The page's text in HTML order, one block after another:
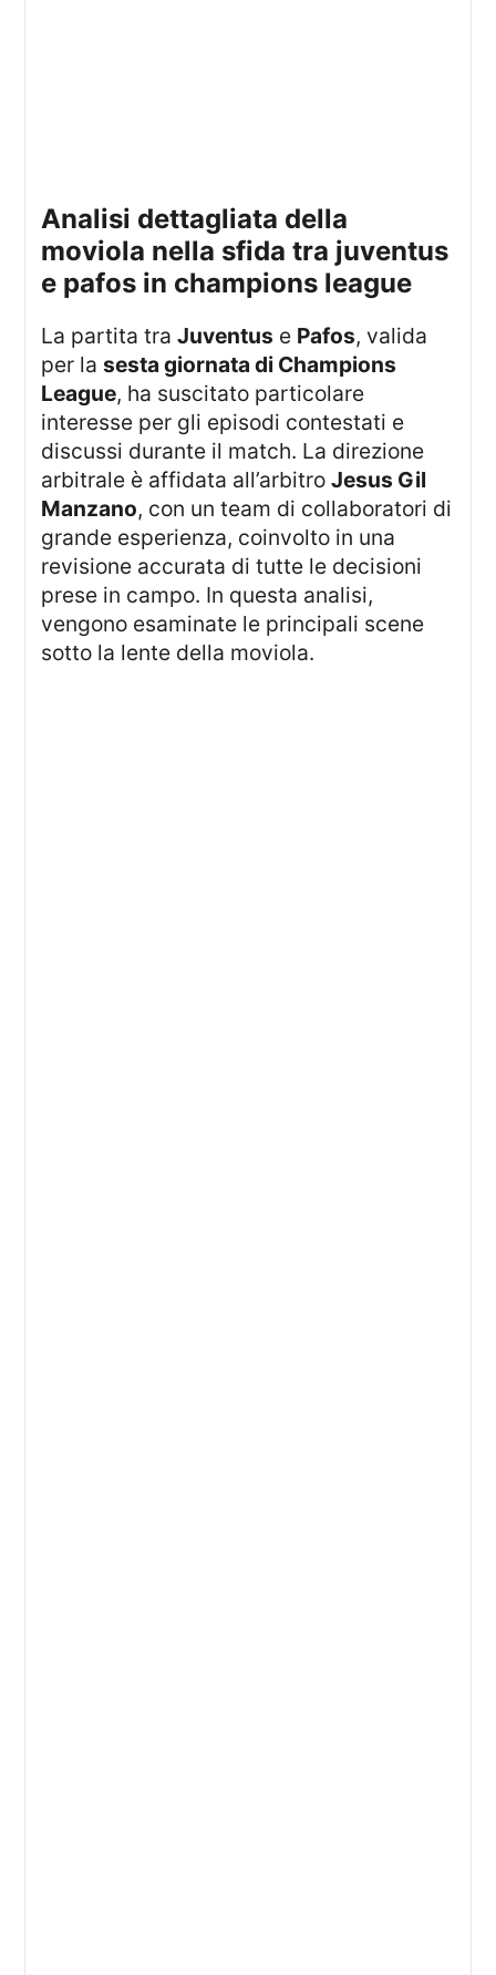
analisi dettagliata della
moviola nella sfida tra juventus
e pafos in champions league
La partita traJuventus e Pafos, valida
per lasesta giornata di Champions
League, ha suscitato particolare
interesse per gli episodi contestati e
discussi durante il match. La direzione
arbitrale è affidata all’arbitroJesus Gil
Manzano, con un team di collaboratori di
grande esperienza, coinvolto in una
revisione accurata di tutte le decisioni
prese in campo. In questa analisi,
vengono esaminate le principali scene
sotto la lente della moviola.